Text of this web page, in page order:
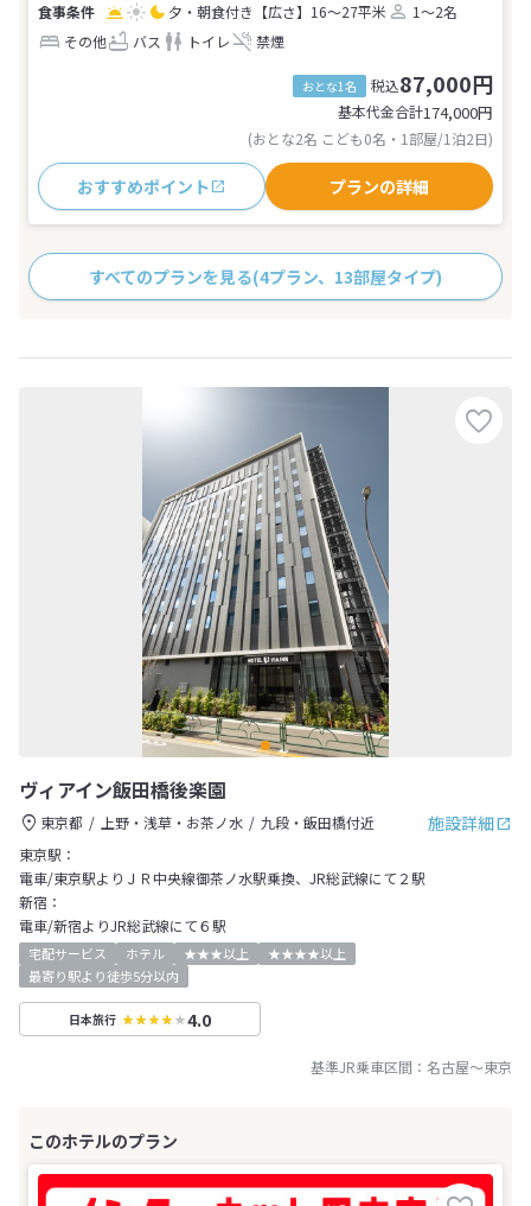
夕・朝食付き 【広さ】16～27平米
1～2名
その他
バス トイレ 禁煙
おとな1名 税込87,000円
基本代金合計174,000円
(おとな2名 こども0名・1部屋/1泊2日)
おすすめポイント プランの詳細
すべてのプランを見る(4プラン、13部屋タイプ)
ヴィアイン飯田橋後楽園
施設詳細
東京都 上野・浅草・お茶ノ水
九段・飯田橋付近
東京駅：
電車/東京駅よりＪＲ中央線御茶ノ水駅乗換、JR総武線にて２駅
新宿：
電車/新宿よりJR総武線にて６駅
宅配サービス ホテル ★★★以上
★★★★以上
最寄り駅より徒歩5分以内
日本旅行 4.0
基準JR乗車区間： 名古屋～東京